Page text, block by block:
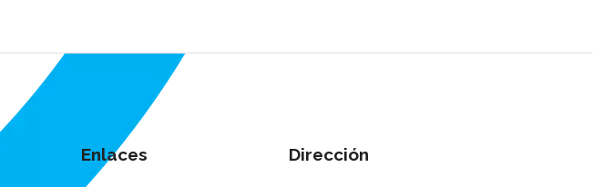
Enlaces Dirección